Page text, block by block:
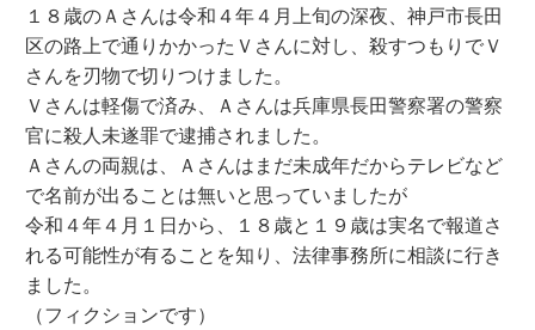
１８歳のＡさんは令和４年４月上旬の深夜、神戸市長田
区の路上で通りかかったＶさんに対し、殺すつもりでＶ
さんを刃物で切りつけました。
Ｖさんは軽傷で済み、Ａさんは兵庫県長田警察署の警察
官に殺人未遂罪で逮捕されました。
Ａさんの両親は、Ａさんはまだ未成年だからテレビなど
で名前が出ることは無いと思っていましたが
令和４年４月１日から、１８歳と１９歳は実名で報道さ
れる可能性が有ることを知り、法律事務所に相談に行き
ました。
（フィクションです）